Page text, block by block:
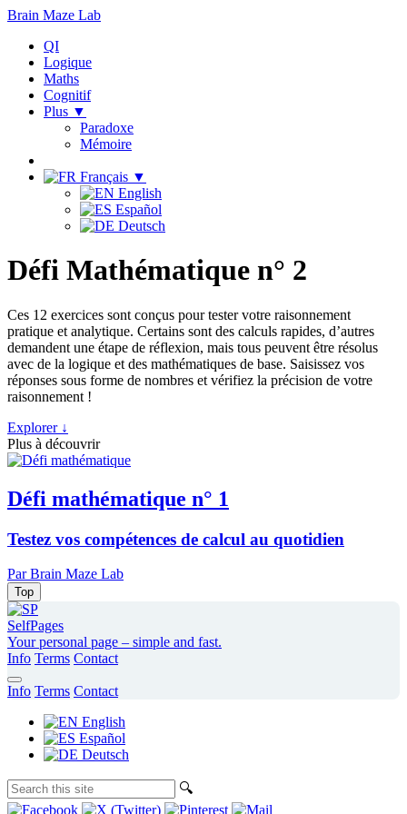
Brain Maze Lab
QI
Logique
Maths
Cognitif
Plus ▼
Paradoxe
Mémoire
Français ▼
English
Español
Deutsch
Défi Mathématique n° 2
Ces 12 exercices sont conçus pour tester votre raisonnement
pratique et analytique. Certains sont des calculs rapides, d’autres
demandent une étape de réflexion, mais tous peuvent être résolus
avec de la logique et des mathématiques de base. Saisissez vos
réponses sous forme de nombres et vérifiez la précision de votre
raisonnement !
Explorer ↓
Plus à découvrir
Défi mathématique n° 1
Testez vos compétences de calcul au quotidien
Par Brain Maze Lab
Top
SelfPages
Your personal page – simple and fast.
Info Terms Contact
Info Terms Contact
English
Español
Deutsch
🔍︎